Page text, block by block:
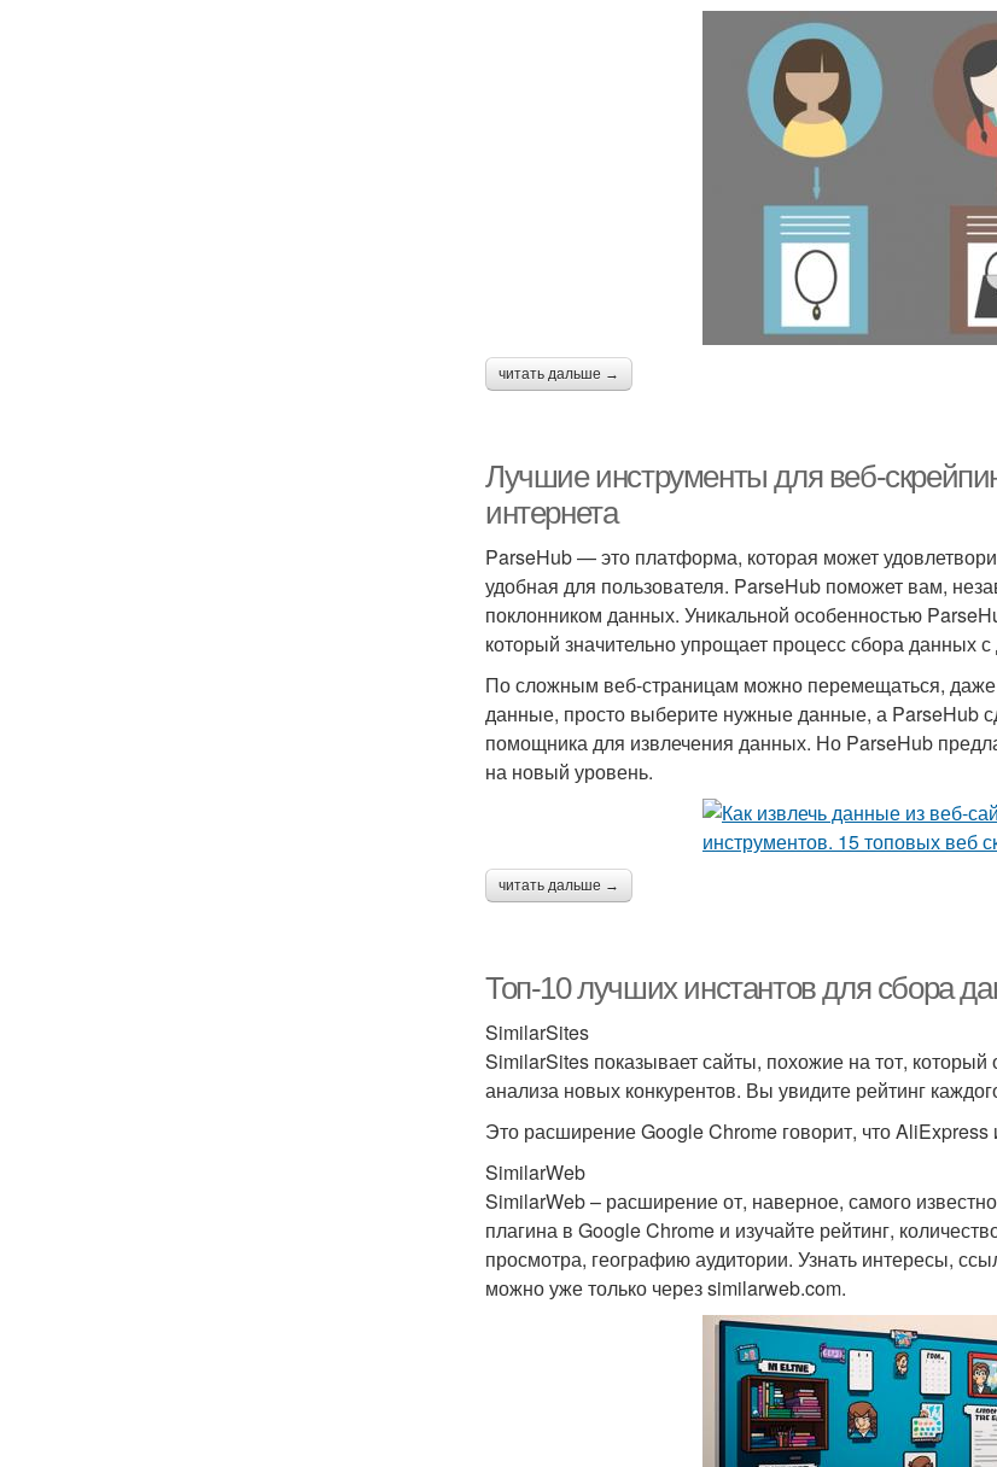
читать дальше →
Лучшие инструменты для веб-
интернета
ParseHub — это платформа, которая может
удобная для пользователя. ParseHub поможет вам,
поклонником данных. Уникальной особенностью
который значительно упрощает процесс сбора данных
По сложным веб-страницам можно перемещаться,
данные, просто выберите нужные данные, а ParseHub
помощника для извлечения данных. Но ParseHub
на новый уровень.
читать дальше →
Топ-10 лучших инстантов для сбора
SimilarSites
SimilarSites показывает сайты, похожие на тот,
анализа новых конкурентов. Вы увидите рейтинг
Это расширение Google Chrome говорит, что
SimilarWeb
SimilarWeb – расширение от, наверное, самого
плагина в Google Chrome и изучайте рейтинг,
просмотра, географию аудитории. Узнать интересы,
можно уже только через similarweb.com.